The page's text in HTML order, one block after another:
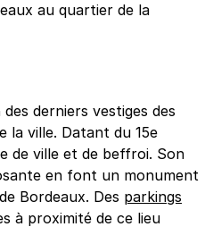
au quartier de la
derniers vestiges des
la ville. Datant du 15e
de ville et de beffroi. Son
en font un monument
Bordeaux. Des parkings
à proximité de ce lieu